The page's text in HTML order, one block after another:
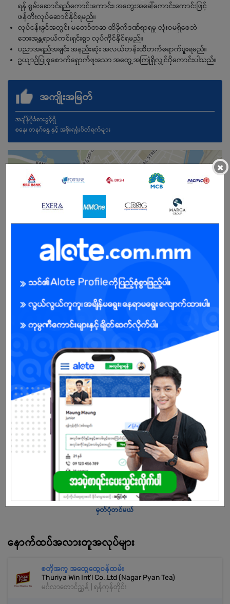
ရန် စွမ်းဆောင်ရည်ကောင်းကောင်း၊ အတွေးအခေါ်ကောင်းကောင်းဖြင့်
ဖန်တီးလုပ်ဆောင်နိုင်ရမည်။
လုပ်ငန်းခွင်အတွင်း မတော်တဆ ထိခိုက်ဒဏ်ရာရမှု လုံးဝမရှိစေဘဲ
ဘေးအန္တရာယ်ကင်းရှင်းစွာ လုပ်ကိုင်နိုင်ရမည်။
ပညာအရည်အချင်း အနည်းဆုံး အလယ်တန်းထိတက်ရောက်ဖူးရမည်။
ဥယျာဉ်ပြုစုစောက်ရှောက်ဖူးသော အတွေ့အကြုံရှိလျှင်ပိုကောင်းပါသည်။
အကျိုးအမြတ်
အချိန်ပိုခံစားခွင့်ရှိ
စနေ၊ တနဂ်နွေ နှင့် အစိုးရရုံးပိတ်ရက်များ
အလုပ်လျှောက်ရန် ဒီနေရာကို နှိပ်ပါ
အကောင့်မရှိသေးဘူးလား?
မှတ်ပုံတင်မယ်
နောက်ထပ်အလားတူအလုပ်များ
စတိုအကူ အထွေထွေဝန်ထမ်း
Thuriya Win Int'l Co.,Ltd (Nagar Pyan Tea)
မင်္ဂလာတောင်ညွှန့် | ရန်ကုန်တိုင်း
×